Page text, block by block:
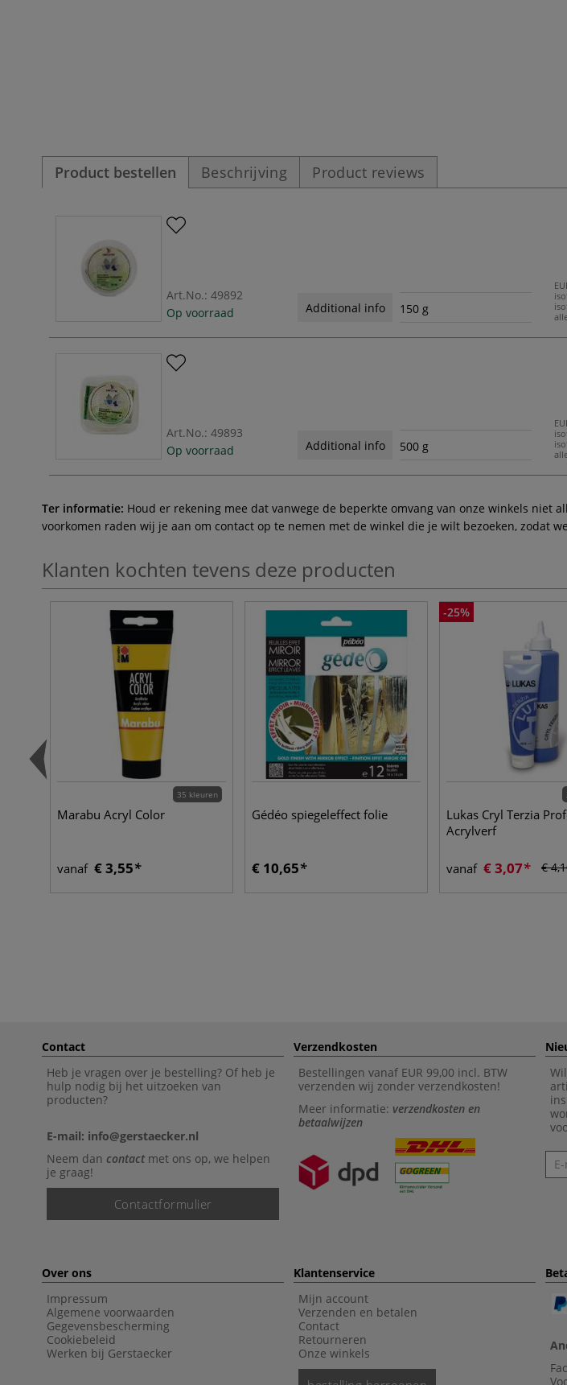
Product bestellen Beschrijving Product reviews
Art.No.: 49892
Op voorraad
Additional info 150 g
Art.No.: 49893
Op voorraad
Additional info 500 g
Ter informatie: Houd er rekening mee dat vanwege de beperkte omvang van onze winkels
voorkomen raden wij je aan om contact op te nemen met de winkel die je wilt bezoeken, zodat
Klanten kochten tevens deze producten
35 kleuren
Marabu Acryl Color
vanaf € 3,55
Gédéo spiegeleffect folie
€ 10,65
-25%
Lukas Cryl Terzia
Acrylverf
vanaf € 3,07 €
Contact
Heb je vragen over je bestelling? Of heb je
hulp nodig bij het uitzoeken van
producten?
E-mail: info@gerstaecker.nl
Neem dan contactmet ons op, we helpen
je graag!
Contactformulier
Verzendkosten
Bestellingen vanaf EUR 99,00 incl. BTW
verzenden wij zonder verzendkosten!
Meer informatie: verzendkosten en
betaalwijzen
Over ons
Impressum
Algemene voorwaarden
Gegevensbescherming
Cookiebeleid
Werken bij Gerstaecker
Klantenservice
Mijn account
Verzenden en betalen
Contact
Retourneren
Onze winkels